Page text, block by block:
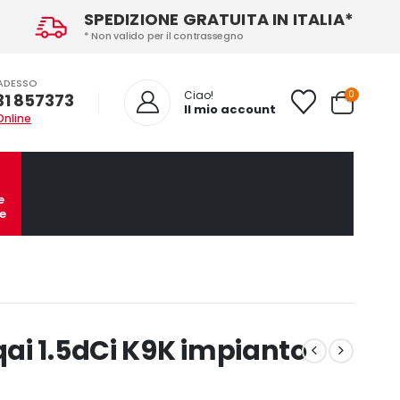
SPEDIZIONE GRATUITA IN ITALIA*
* Non valido per il contrassegno
857373 Ciao!
Il mio account
0
1.5dCi K9K impianto